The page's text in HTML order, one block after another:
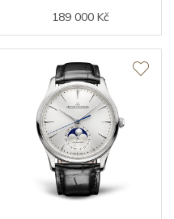
Master Control
189 000 Kč